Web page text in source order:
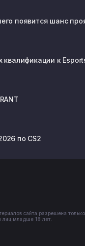
появится шанс
к
по CS2
сайта разрешена
младше 18 лет.